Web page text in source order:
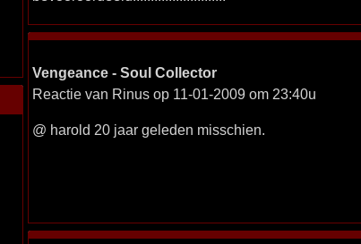
Vengeance - Soul Collector
Reactie van Rinus op 11-01-2009 om 23:40u
@ harold 20 jaar geleden misschien.